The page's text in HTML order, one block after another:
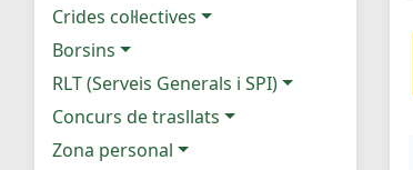
Crides col·lectives
Borsins
RLT (Serveis Generals i SPI)
Concurs de trasllats
Zona personal